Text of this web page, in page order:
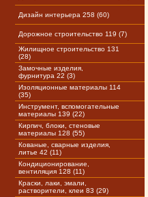
Дизайн интерьера 258 (60)
Дорожное строительство 119 (7)
Жилищное строительство 131
(28)
Замочные изделия,
фурнитура 22 (3)
Изоляционные материалы 114
(35)
Инструмент, вспомогательные
материалы 139 (22)
Кирпич, блоки, стеновые
материалы 128 (55)
Кованые, сварные изделия,
литье 42 (11)
Кондиционирование,
вентиляция 128 (11)
Краски, лаки, эмали,
растворители, клеи 83 (29)